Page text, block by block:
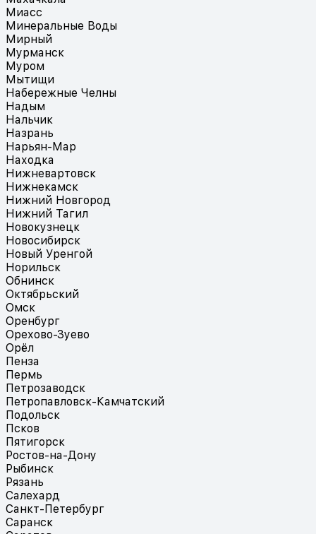
Миасс
Минеральные Воды
Мирный
Мурманск
Муром
Мытищи
Набережные Челны
Надым
Нальчик
Назрань
Нарьян-Мар
Находка
Нижневартовск
Нижнекамск
Нижний Новгород
Нижний Тагил
Новокузнецк
Новосибирск
Новый Уренгой
Норильск
Обнинск
Октябрьский
Омск
Оренбург
Орехово-Зуево
Орёл
Пенза
Пермь
Петрозаводск
Петропавловск-Камчатский
Подольск
Псков
Пятигорск
Ростов-на-Дону
Рыбинск
Рязань
Салехард
Санкт-Петербург
Саранск